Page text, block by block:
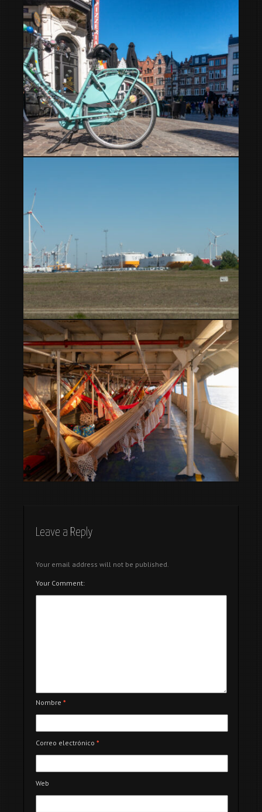
Vuelta al mundo en furgoneta camper: 4 años, 29 países y
104.911 km
Envio de furgoneta camper de Montevideo a Europa
Leave a Reply
Your email address will not be published.
Your Comment:
Nombre *
Correo electrónico *
Web